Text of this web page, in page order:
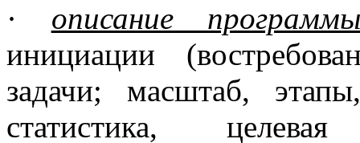
· описание
инициации
задачи; масштаб,
статистика,